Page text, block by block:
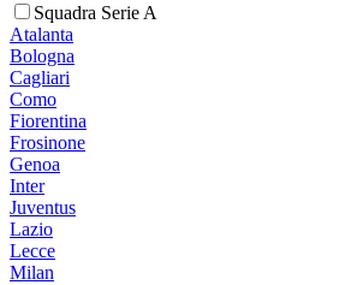
Squadra Serie A
Atalanta
Bologna
Cagliari
Como
Fiorentina
Frosinone
Genoa
Inter
Juventus
Lazio
Lecce
Milan